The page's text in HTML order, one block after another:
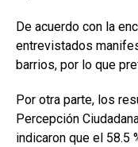
De acuerdo con la
entrevistados
barrios, por lo que
Por otra parte, los
Percepción
indicaron que el 58.5